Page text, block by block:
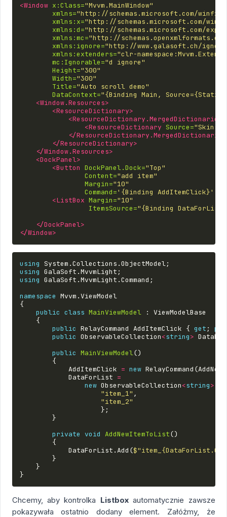
<Window x:Class="Mvvm.MainWindow"
xmlns="http://schemas.microsoft.com/winfx/
xmlns:x="http://schemas.microsoft.com/
xmlns:d="http://schemas.microsoft.com/
xmlns:mc="http://
xmlns:ignore="http://www.galasoft.ch/
xmlns:extenders="clr-
mc:Ignorable="d ignore"
Height="300"
Width="300"
Title="Auto scroll demo"
DataContext="{Binding Main,
<Window.Resources>
<ResourceDictionary>
<ResourceDictionary.MergedDictionaries>
<ResourceDictionary Source="Skins/
</
</ResourceDictionary>
</Window.Resources>
<DockPanel>
<Button DockPanel.Dock="Top"
Content="add item"
Margin="10"
Command='{Binding AddItemClick}'
<ListBox Margin="10"
ItemsSource="{Binding
</DockPanel>
</Window>
using System.Collections.ObjectModel;
using GalaSoft.MvvmLight ;
using GalaSoft.MvvmLight.Command ;
namespace Mvvm.ViewModel
{
public class MainViewModel :
ViewModelBase
{
public RelayCommand AddItemClick { get ;
public ObservableCollection<string>
public MainViewModel()
{
AddItemClick = new RelayCommand (
DataForList =
new ObservableCollection<string>
"item_1" ,
"item_2"
};
}
private void AddNewItemToList()
{
DataForList .Add (
}
}
}
Chcemy, aby kontrolka Listboxautomatycznie zawsze
pokazywała ostatnio dodany element. Załóżmy, że